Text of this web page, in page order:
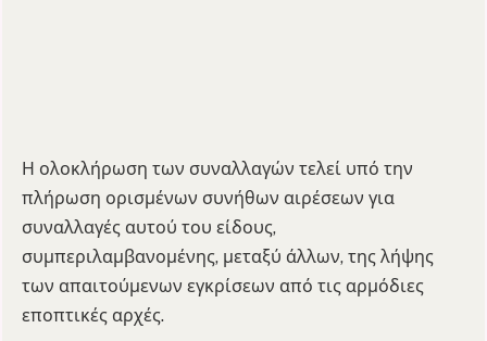
Η ολοκλήρωση των συναλλαγών τελεί υπό την
πλήρωση ορισμένων συνήθων αιρέσεων για
συναλλαγές αυτού του είδους,
συμπεριλαμβανομένης, μεταξύ άλλων, της λήψης
των απαιτούμενων εγκρίσεων από τις αρμόδιες
εποπτικές αρχές.